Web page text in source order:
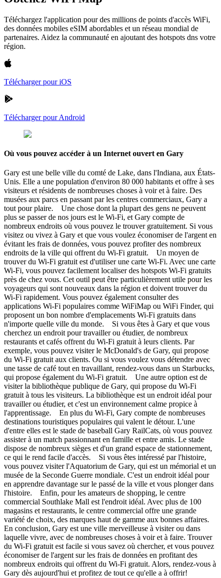
Téléchargez l'application pour des millions de points d'accès WiFi,
des données mobiles eSIM abordables et un réseau mondial de
partenaires. Aidez la communauté en ajoutant des hotspots dns votre
région.
Télécharger pour iOS
Télécharger pour Android
Où vous pouvez accéder à un Internet ouvert en Gary
Gary est une belle ville du comté de Lake, dans l'Indiana, aux États-
Unis. Elle a une population d'environ 80 000 habitants et offre à ses
visiteurs et résidents de nombreuses choses à voir et à faire. Des
musées aux parcs en passant par les centres commerciaux, Gary a
tout pour plaire. Une chose dont la plupart des gens ne peuvent
plus se passer de nos jours est le Wi-Fi, et Gary compte de
nombreux endroits où vous pouvez le trouver gratuitement. Si vous
visitez ou vivez à Gary et que vous voulez économiser de l'argent en
évitant les frais de données, vous pouvez profiter des nombreux
endroits de la ville qui offrent du Wi-Fi gratuit. Un moyen de
trouver du Wi-Fi gratuit est d'utiliser une carte Wi-Fi. Avec une carte
Wi-Fi, vous pouvez facilement localiser des hotspots Wi-Fi gratuits
près de chez vous. Cet outil peut être particulièrement utile pour les
voyageurs qui sont nouveaux dans la région et doivent trouver du
Wi-Fi rapidement. Vous pouvez également consulter des
applications Wi-Fi populaires comme WiFiMap ou WiFi Finder, qui
proposent un bon nombre d'emplacements Wi-Fi gratuits dans
n'importe quelle ville du monde. Si vous êtes à Gary et que vous
cherchez un endroit pour travailler ou étudier, de nombreux
restaurants et cafés offrent du Wi-Fi gratuit à leurs clients. Par
exemple, vous pouvez visiter le McDonald's de Gary, qui propose
du Wi-Fi gratuit aux clients. Ou si vous voulez vous détendre avec
une tasse de café tout en travaillant, rendez-vous dans un Starbucks,
qui propose également du Wi-Fi gratuit. Une autre option est de
visiter la bibliothèque publique de Gary, qui propose du Wi-Fi
gratuit à tous les visiteurs. La bibliothèque est un endroit idéal pour
travailler ou étudier, et c'est un environnement calme propice à
l'apprentissage. En plus du Wi-Fi, Gary compte de nombreuses
destinations touristiques populaires qui valent le détour. L'une
d'entre elles est le stade de baseball Gary RailCats, où vous pouvez
assister à un match passionnant en famille et entre amis. Le stade
dispose de nombreux sièges et d'un grand espace de stationnement,
ce qui le rend facile d'accès. Si vous êtes intéressé par l'histoire,
vous pouvez visiter l'Aquatorium de Gary, qui est un mémorial et un
musée de la Seconde Guerre mondiale. C'est un endroit idéal pour
en apprendre davantage sur le passé de la ville et vous plonger dans
l'histoire. Enfin, pour les amateurs de shopping, le centre
commercial Southlake Mall est l'endroit idéal. Avec plus de 100
magasins et restaurants, le centre commercial offre une grande
variété de choix, des marques haut de gamme aux bonnes affaires.
En conclusion, Gary est une ville merveilleuse à visiter ou dans
laquelle vivre, avec de nombreuses choses à voir et à faire. Trouver
du Wi-Fi gratuit est facile si vous savez où chercher, et vous pouvez
économiser de l'argent sur les frais de données en profitant des
nombreux endroits qui offrent du Wi-Fi gratuit. Alors, rendez-vous à
Gary dès aujourd'hui et profitez de tout ce qu'elle a à offrir!